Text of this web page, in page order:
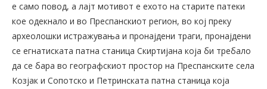
е само повод, а лајт мотивот е ехото на старите патеки
кое одекнало и во Преспанскиот регион, во кој преку
археолошки истражувања и пронајдени траги, пронајдени
се егнатиската патна станица Скиртијана која би требало
да се бара во географскиот простор на Преспанските села
Козјак и Сопотско и Петринската патна станица која